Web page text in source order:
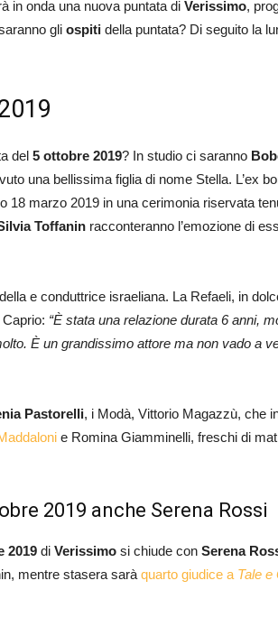
in onda una nuova puntata di Verissimo,
gli ospiti della puntata? Di seguito la
del 5 ottobre 2019? In studio ci saranno
una bellissima figlia di nome Stella. L’ex
18 marzo 2019 in una cerimonia riservata
Toffanin racconteranno l’emozione di
e conduttrice israeliana. La Refaeli, in
“È stata una relazione durata 6 anni,
È un grandissimo attore ma non vado a
Pastorelli, i Modà, Vittorio Magazzù, che
e Romina Giamminelli, freschi di
2019 anche Serena Rossi
2019 di Verissimo si chiude con Serena
mentre stasera sarà quarto giudice a Tale e